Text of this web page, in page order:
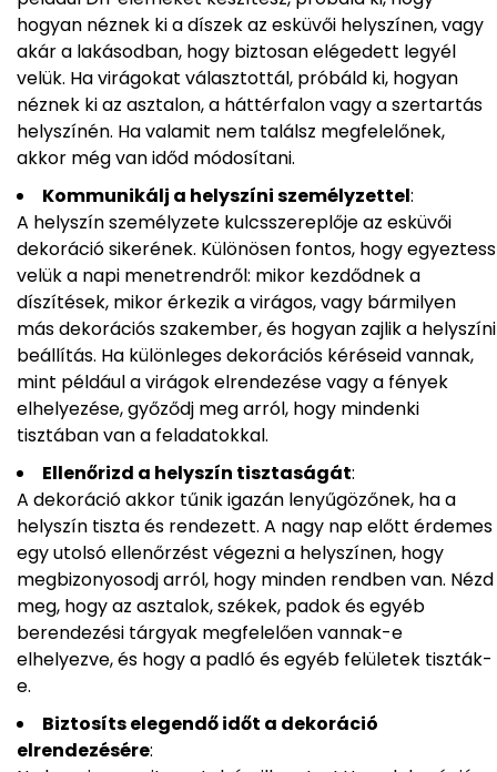
hogyan néznek ki a díszek az esküvői helyszínen, vagy
akár a lakásodban, hogy biztosan elégedett legyél
velük. Ha virágokat választottál, próbáld ki, hogyan
néznek ki az asztalon, a háttérfalon vagy a szertartás
helyszínén. Ha valamit nem találsz megfelelőnek,
akkor még van időd módosítani.
Kommunikálj a helyszíni személyzettel:
A helyszín személyzete kulcsszereplője az esküvői
dekoráció sikerének. Különösen fontos, hogy egyeztess
velük a napi menetrendről: mikor kezdődnek a
díszítések, mikor érkezik a virágos, vagy bármilyen
más dekorációs szakember, és hogyan zajlik a helyszíni
beállítás. Ha különleges dekorációs kéréseid vannak,
mint például a virágok elrendezése vagy a fények
elhelyezése, győződj meg arról, hogy mindenki
tisztában van a feladatokkal.
Ellenőrizd a helyszín tisztaságát:
A dekoráció akkor tűnik igazán lenyűgözőnek, ha a
helyszín tiszta és rendezett. A nagy nap előtt érdemes
egy utolsó ellenőrzést végezni a helyszínen, hogy
megbizonyosodj arról, hogy minden rendben van. Nézd
meg, hogy az asztalok, székek, padok és egyéb
berendezési tárgyak megfelelően vannak-e
elhelyezve, és hogy a padló és egyéb felületek tiszták-
e.
Biztosíts elegendő időt a dekoráció
elrendezésére: